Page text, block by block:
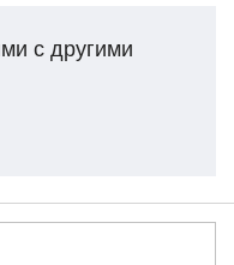
с другими